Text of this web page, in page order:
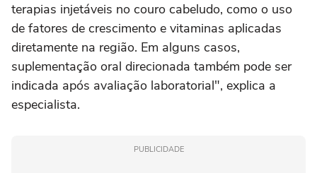
terapias injetáveis no couro cabeludo, como o uso
de fatores de crescimento e vitaminas aplicadas
diretamente na região. Em alguns casos,
suplementação oral direcionada também pode ser
indicada após avaliação laboratorial", explica a
especialista.
PUBLICIDADE